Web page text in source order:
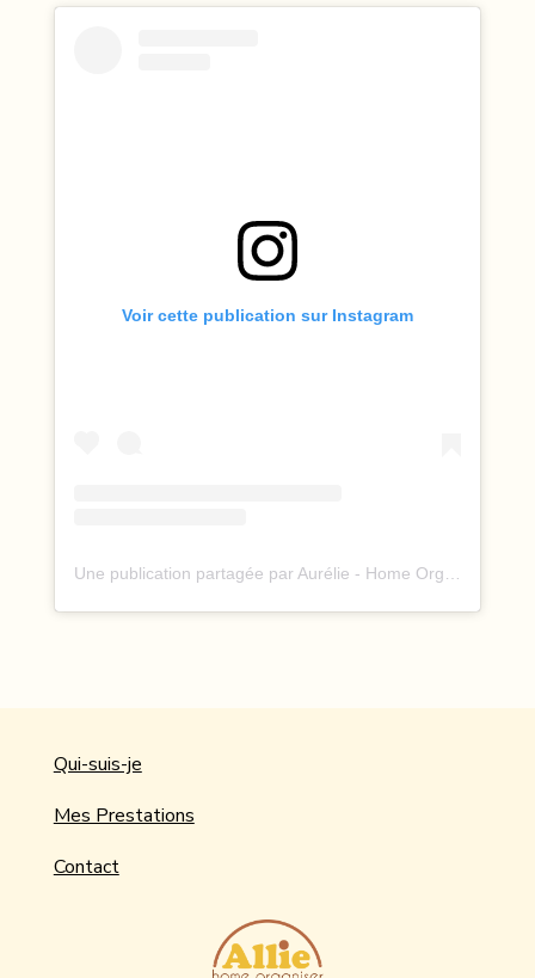
Voir cette publication sur Instagram
Qui-suis-je
Mes Prestations
Contact